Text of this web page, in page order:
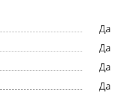
Да
Да
Да
Да